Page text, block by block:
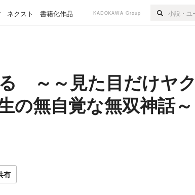
ネクスト 書籍化作品 KADOKAWA Group
～～見た目だけヤク
の無自覚な無双神話～
有